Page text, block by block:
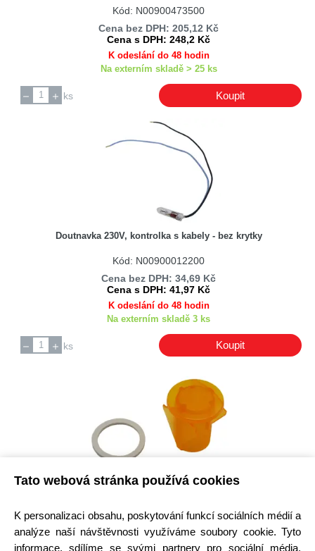
Tato webová stránka používá cookies
K personalizaci obsahu, poskytování funkcí sociálních médií a
analýze naší návštěvnosti využíváme soubory cookie. Tyto
informace, sdílíme se svými partnery pro sociální média,
Kód: N00900473500
Cena bez DPH: 205,12 Kč
Cena s DPH: 248,2 Kč
K odeslání do 48 hodin
Na externím skladě > 25 ks
ks Koupit
Doutnavka 230V, kontrolka s kabely - bez krytky
Kód: N00900012200
Cena bez DPH: 34,69 Kč
Cena s DPH: 41,97 Kč
K odeslání do 48 hodin
Na externím skladě 3 ks
ks Koupit
Oranžová krytka doutnavky pro otvor 12,5mm
Kód: N00900012300
Cena bez DPH: 6,76 Kč
Cena s DPH: 8,18 Kč